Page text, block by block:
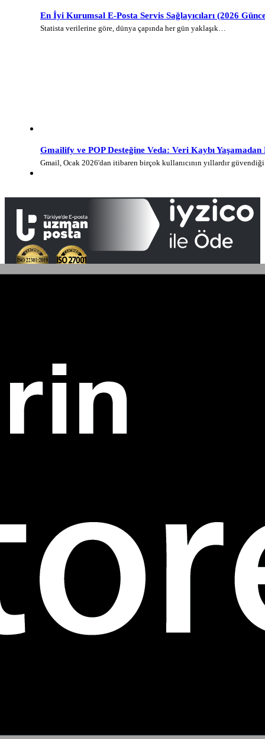
En İyi Kurumsal E-Posta Servis Sağlayıcıları (2026
Statista verilerine göre, dünya çapında her gün yaklaşık…
Gmailify ve POP Desteğine Veda: Veri Kaybı
Gmail, Ocak 2026'dan itibaren birçok kullanıcının yıllardır